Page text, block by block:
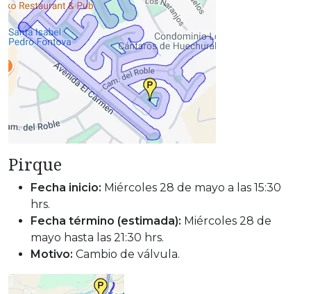
Pirque
Fecha inicio: Miércoles 28 de mayo a las 15:30
hrs.
Fecha término (estimada): Miércoles 28 de
mayo hasta las 21:30 hrs.
Motivo: Cambio de válvula.